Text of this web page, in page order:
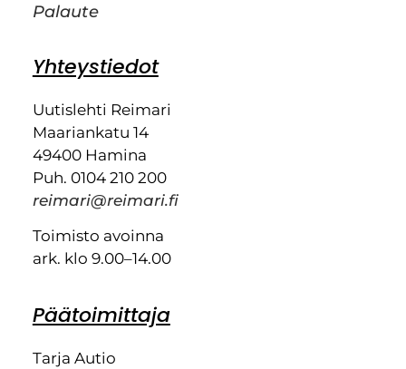
Palaute
Yhteystiedot
Uutislehti Reimari
Maariankatu 14
49400 Hamina
Puh. 0104 210 200
reimari@reimari.fi
Toimisto avoinna
ark. klo 9.00–14.00
Päätoimittaja
Tarja Autio